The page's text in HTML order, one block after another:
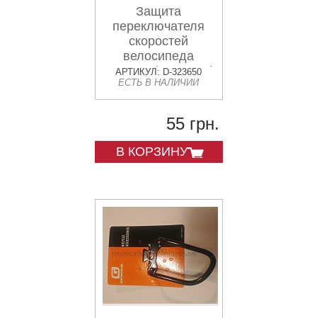
Защита
переключателя
скоростей
велосипеда
заднего (короткая)
(черная) OEM
АРТИКУЛ: D-323650
ЕСТЬ В НАЛИЧИИ
55 грн.
В КОРЗИНУ